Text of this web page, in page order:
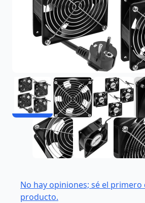
No hay opiniones; sé el
producto.